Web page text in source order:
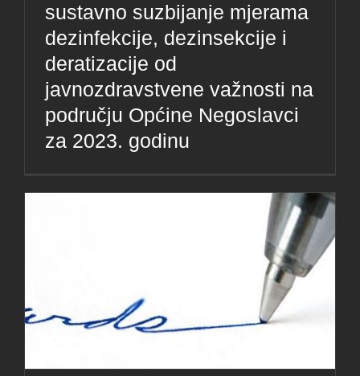
sustavno suzbijanje mjerama
dezinfekcije, dezinsekcije i
deratizacije od
javnozdravstvene važnosti na
području Općine Negoslavci
za 2023. godinu